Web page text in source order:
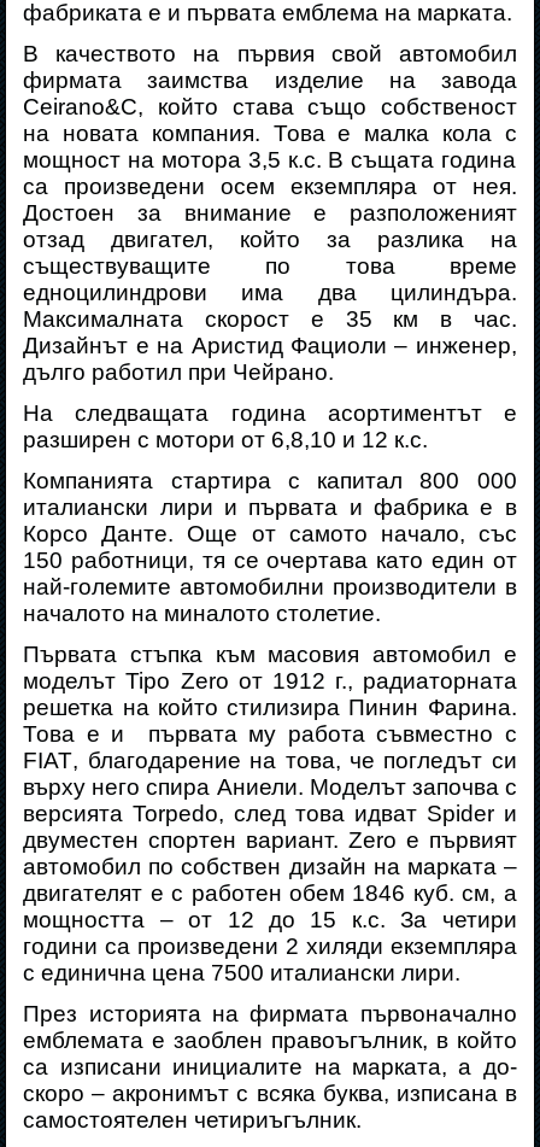
фабриката е и първата емблема на марката.
В качеството на първия свой автомобил
фирмата заимства изделие на завода
Ceirano&C, който ставасъщо собственост
на новата компания. Товае малка кола с
мощност на мотора 3,5 к.с. В същата година
са произведени осем екземпляра от нея.
Достоен за внимание е разположеният
отзад двигател, който за разлика на
съществуващите по това време
едноцилиндрови има два цилиндъра.
Максималната скорост е 35 км в час.
Дизайнът е на Аристид Фациоли – инженер,
дълго работил при Чейрано.
На следващата година асортиментът е
разширен с мотори от 6,8,10 и 12 к.с.
Компанията стартира с капитал 800 000
италиански лири и първата и фабрика е в
Корсо Данте. Още от самото начало, със
150 работници, тя се очертава като един от
най-големите автомобилни производители в
началото на миналото столетие.
Първата стъпка към масовия автомобил е
моделътTipo Zero от 1912 г., радиаторната
решетка на който стилизира Пинин Фарина.
Това е и
първата му работа съвместно с
FIAT, благодарение на това, че погледът си
върху него спира Аниели. Моделът започва с
версиятаTorpedo, след това идват Spiderи
двуместен спортен вариант. Zero е първият
автомобил по собствен дизайн на марката –
двигателят е с работен обем 1846 куб. см, а
мощността – от 12 до 15 к.с. За четири
години са произведени 2 хиляди екземпляра
с единична цена 7500 италиански лири.
През историята на фирмата първоначално
емблемата е заоблен правоъгълник, в който
са изписани инициалите на марката, а до-
скоро – акронимът с всяка буква, изписана в
самостоятелен четириъгълник.